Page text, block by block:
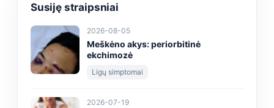
Susiję straipsniai
2026-08-05
Meškėno akys: periorbitinė
ekchimozė
Ligų simptomai
2026-07-19